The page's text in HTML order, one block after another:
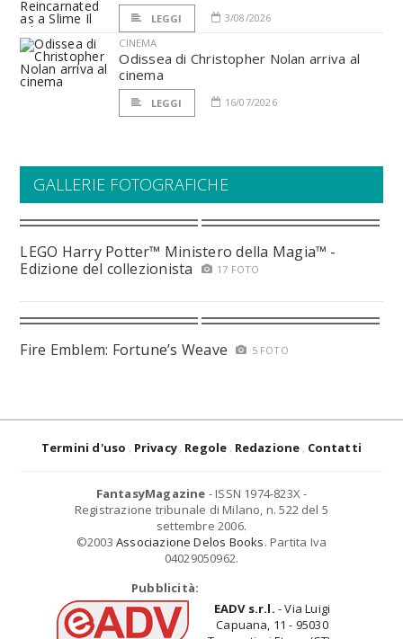
LEGGI
3/08/2026
CINEMA
Odissea di Christopher Nolan arriva al
cinema
LEGGI 16/07/2026
GALLERIE FOTOGRAFICHE
LEGO Harry Potter™ Ministero della Magia™ -
Edizione del collezionista
17 FOTO
Fire Emblem: Fortune’s Weave 5 FOTO
Termini d'uso Privacy Regole Redazione Contatti
FantasyMagazine - ISSN 1974-823X -
Registrazione tribunale di Milano, n. 522 del 5
settembre 2006.
©2003 Associazione Delos Books. Partita Iva
04029050962.
Pubblicità:
EADV s.r.l. - Via Luigi
Capuana, 11 - 95030